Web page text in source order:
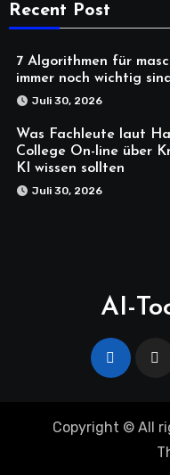
Recent Post
7 Algorithmen für
immer noch wichtig sind
Juli 30, 2026
Was Fachleute laut
College On-line über
KI wissen sollten
Juli 30, 2026
AI-
Copyright © All